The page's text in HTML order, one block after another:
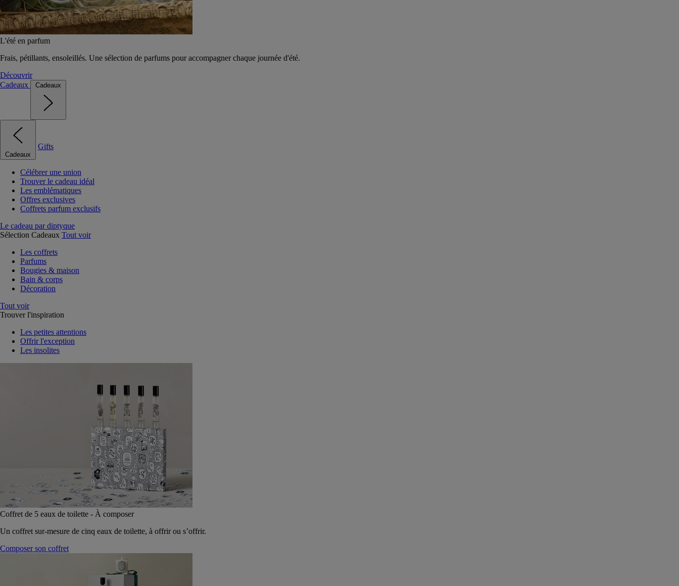
L'été en parfum
Frais, pétillants, ensoleillés. Une sélection de parfums pour accompagner chaque journée d'été.
Découvrir
Cadeaux
Cadeaux
Cadeaux
Gifts
Célébrer une union
Trouver le cadeau idéal
Les emblématiques
Offres exclusives
Coffrets parfum exclusifs
Le cadeau par diptyque
Sélection Cadeaux Tout voir
Les coffrets
Parfums
Bougies & maison
Bain & corps
Décoration
Tout voir
Trouver l'inspiration
Les petites attentions
Offrir l'exception
Les insolites
Coffret de 5 eaux de toilette - À composer
Un coffret sur-mesure de cinq eaux de toilette, à offrir ou s’offrir.
Composer son coffret